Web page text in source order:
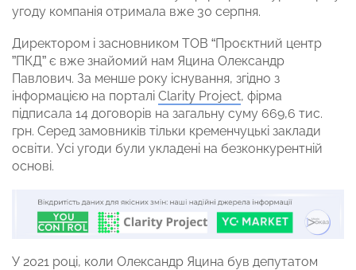
угоду компанія отримала вже 30 серпня.
Директором і засновником ТОВ “Проєктний центр
”ПКД” є вже знайомий нам Яцина Олександр
Павлович. За менше року існування, згідно з
інформацією на порталі Clarity Project, фірма
підписала 14 договорів на загальну суму 669,6 тис.
грн. Серед замовників тільки кременчуцькі заклади
освіти. Усі угоди були укладені на безконкурентній
основі.
У 2021 році, коли Олександр Яцина був депутатом